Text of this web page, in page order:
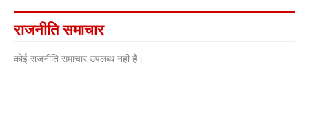
राजनीति समाचार
कोई राजनीति समाचार उपलब्ध नहीं है।